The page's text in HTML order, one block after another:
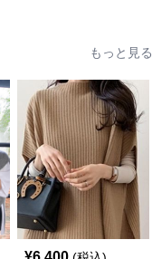
もっと見る